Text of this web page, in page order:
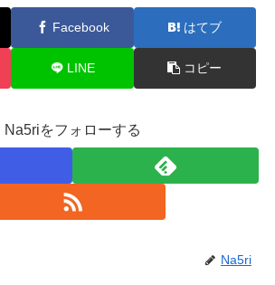
Facebook はてブ
LINE コピー
Na5riをフォローする
Na5ri